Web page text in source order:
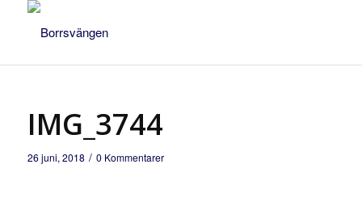
IMG_3744
26 juni, 2018 / 0 Kommentarer